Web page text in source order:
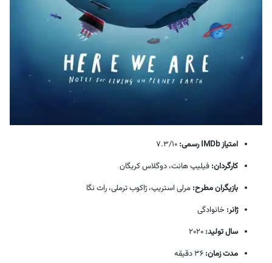
امتیاز IMDb رسمی:
کارگردان: فیلیپ هانت، دوگلاس کریگان
بازیگران مطرح: مرلی استریپ، ژاکوب ترملی، راث نگا
ژانر: خانوادگی
سال تولید:
مدت زمان: